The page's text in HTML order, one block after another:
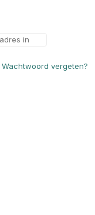
Wachtwoord vergeten?